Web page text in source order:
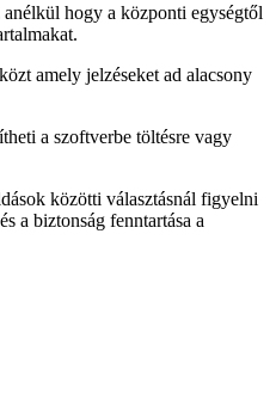
hogy a központi egységtől
amely jelzéseket ad alacsony
a szoftverbe töltésre vagy
közötti választásnál figyelni
a biztonság fenntartása a